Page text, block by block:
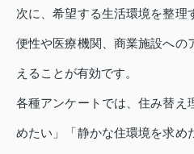
次に、希望する生活環境を整理
便性や医療機関、商業施設への
えることが有効です。
各種アンケートでは、住み替え
めたい」「静かな住環境を求め